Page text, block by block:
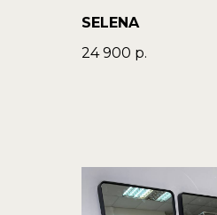
SELENA
24 900 р.